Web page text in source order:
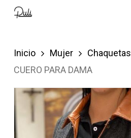
Skip
content
Inicio Mujer Chaquetas
CUERO PARA DAMA